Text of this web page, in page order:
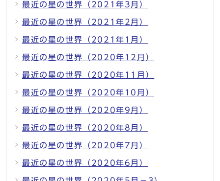
最近の星の世界（2021年3月）
最近の星の世界（2021年2月）
最近の星の世界（2021年1月）
最近の星の世界（2020年12月）
最近の星の世界（2020年11月）
最近の星の世界（2020年10月）
最近の星の世界（2020年9月）
最近の星の世界（2020年8月）
最近の星の世界（2020年7月）
最近の星の世界（2020年6月）